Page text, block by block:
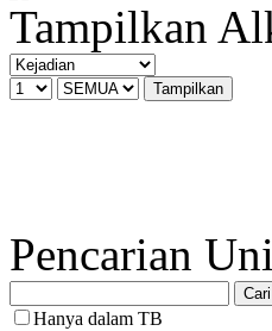
Tampilkan
Pencarian
Hanya dalam TB